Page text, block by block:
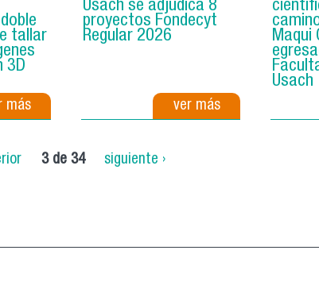
tallar
3D
más
Usach se adjudica 8
proyectos Fondecyt
Regular 2026
ver más
Maqui
Usach
3 de 34 siguiente ›